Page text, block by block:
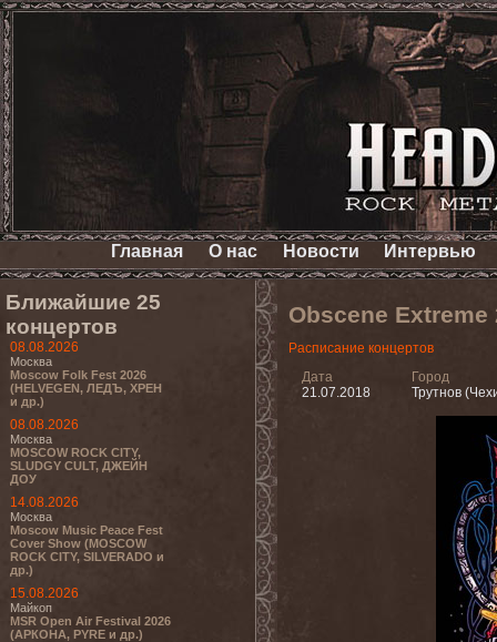
Главная О нас Новости Интервью
Ближайшие 25
концертов
08.08.2026
Москва
Moscow Folk Fest 2026
(HELVEGEN, ЛЕДЪ, ХРЕН
и др.)
08.08.2026
Москва
MOSCOW ROCK CITY,
SLUDGY CULT, ДЖЕЙН
ДОУ
14.08.2026
Москва
Moscow Music Peace Fest
Cover Show (MOSCOW
ROCK CITY, SILVERADO и
др.)
15.08.2026
Майкоп
MSR Open Air Festival 2026
(АРКОНА, PYRE и др.)
Obscene Extreme
Расписание концертов
Дата
21.07.2018
Город
Трутнов